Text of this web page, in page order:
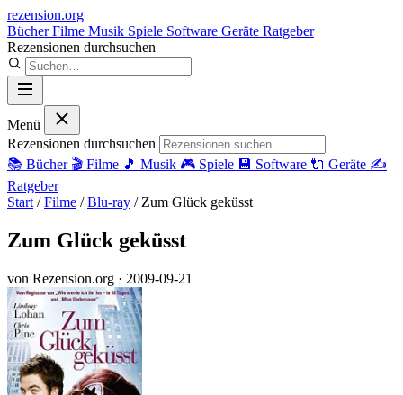
rezension.org
BücherFilme Musik Spiele Software Geräte Ratgeber
Rezensionen durchsuchen
Menü
Rezensionen durchsuchen
📚 Bücher 🎬 Filme 🎵 Musik 🎮 Spiele 💾 Software 🔌 Geräte ✍️
Ratgeber
Start / Filme / Blu-ray / Zum Glück geküsst
Zum Glück geküsst
von Rezension.org · 2009-09-21